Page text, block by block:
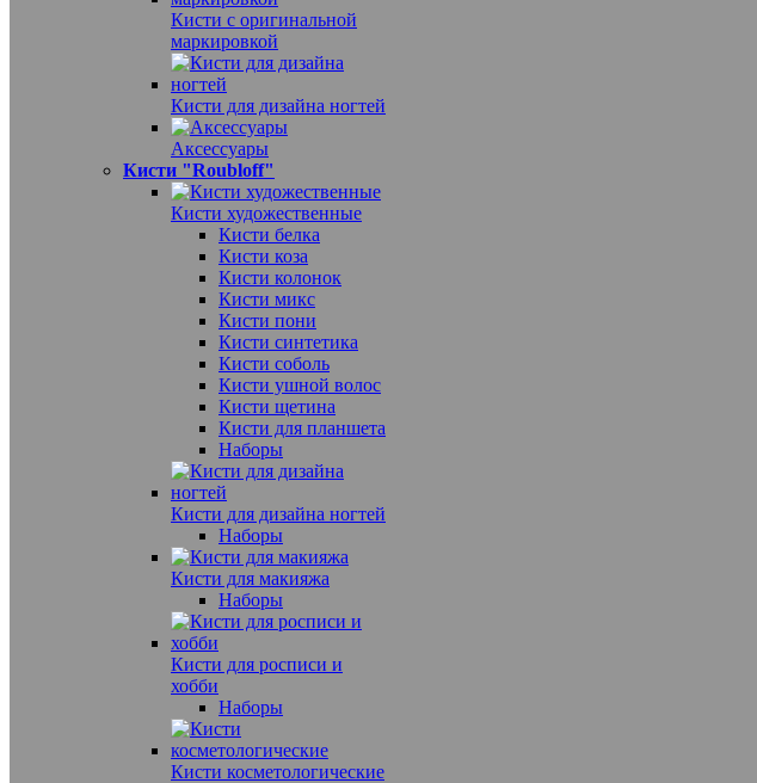
Кисти с оригинальной
маркировкой
Кисти для дизайна ногтей
Аксессуары
Кисти "Roubloff"
Кисти художественные
Кисти белка
Кисти коза
Кисти колонок
Кисти микс
Кисти пони
Кисти синтетика
Кисти соболь
Кисти ушной волос
Кисти щетина
Кисти для планшета
Наборы
Кисти для дизайна ногтей
Наборы
Кисти для макияжа
Наборы
Кисти для росписи и
хобби
Наборы
Кисти косметологические